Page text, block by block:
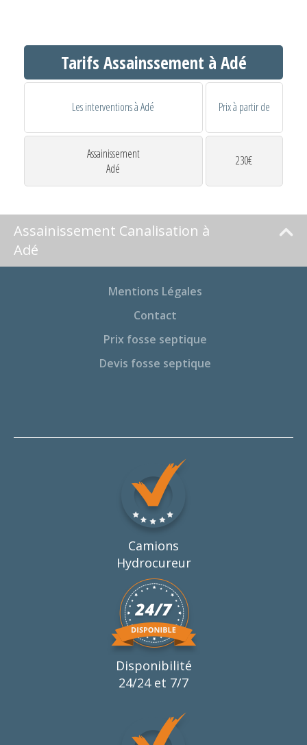
Tarifs Assainssement à Adé
Les interventions à Adé Prix à partir de
Assainissement
Adé
230€
Assainissement Canalisation à
Adé
Mentions Légales
Contact
Prix fosse septique
Devis fosse septique
Camions
Hydrocureur
Disponibilité
24/24 et 7/7